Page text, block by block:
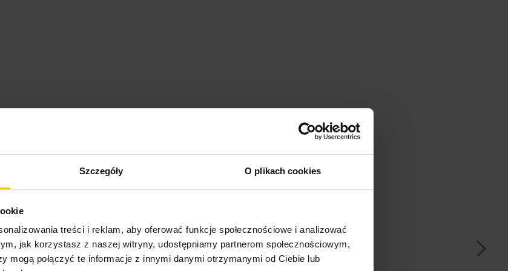
Szczegóły O plikach cookies
treści i reklam, aby oferować funkcje społecznościowe i analizować
jak korzystasz z naszej witryny, udostępniamy partnerom społecznościowym,
mogą połączyć te informacje z innymi danymi otrzymanymi od Ciebie lub
Cię zainteresować